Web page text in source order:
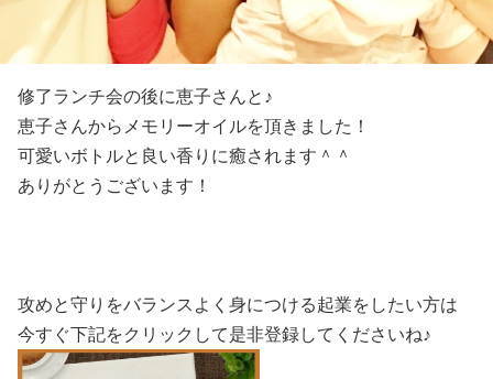
修了ランチ会の後に恵子さんと♪
恵子さんからメモリーオイルを頂きました！
可愛いボトルと良い香りに癒されます＾＾
ありがとうございます！
攻めと守りをバランスよく身につける起業をしたい方は
今すぐ下記をクリックして是非登録してくださいね♪